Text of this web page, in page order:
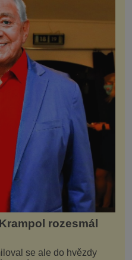
rozesmál
se ale do hvězdy